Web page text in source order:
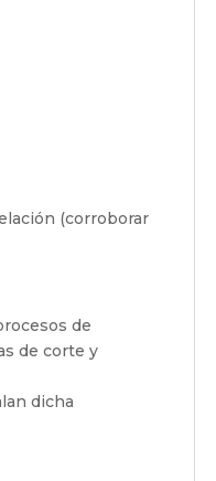
(corroborar
de
de corte y
dicha